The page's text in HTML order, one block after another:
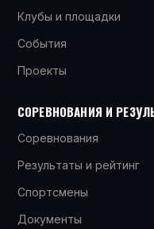
Клубы и площадки
События
Проекты
СОРЕВНОВАНИЯ И
Соревнования
Результаты и рейтинг
Спортсмены
Документы